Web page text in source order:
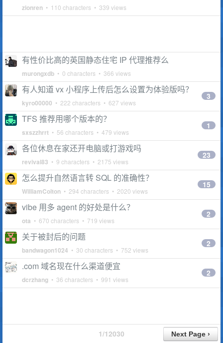
zionren • 110 characters • 339 views
有性价比高的英国静态住宅 IP 代理推荐么
murongxdb • 0 characters • 366 views
有人知道 vx 小程序上传后怎么设置为体验版吗？
kyro00000 • 222 characters • 627 views
3
TFS 推荐用哪个版本的？
sxszzhrrt • 56 characters • 479 views
1
各位休息在家还开电脑或打游戏吗
revival83 • 9 characters • 2175 views
23
怎么提升自然语言转 SQL 的准确性？
WilliamColton • 294 characters • 2020 views
15
vibe 用多 agent 的好处是什么？
ota • 670 characters • 719 views
2
关于被封后的问题
bandwagon1024 • 30 characters • 752 views
2
.com 域名现在什么渠道便宜
dcrzhang • 36 characters • 991 views
2
1/12030